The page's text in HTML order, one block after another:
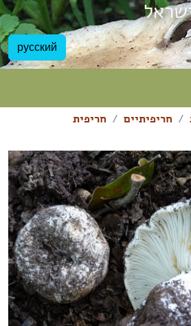
русский
חריפיתיים
חריפית